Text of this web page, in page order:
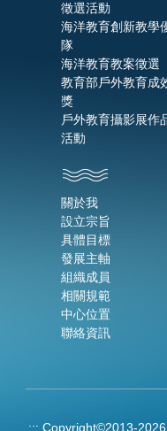
徵選活動
海洋教育創新教學
隊
海洋教育教案徵選
教育部戶外教育成
獎
戶外教育攝影展作
活動
關於我
設立宗旨
具體目標
發展主軸
組織成員
相關規範
中心位置
聯絡資訊
::: Copyright©2013-